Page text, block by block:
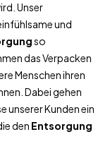
Unser
und
so
das Verpacken
Menschen ihren
Dabei gehen
unserer Kunden ein
den Entsorgung